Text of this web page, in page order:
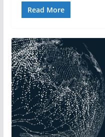
Read More